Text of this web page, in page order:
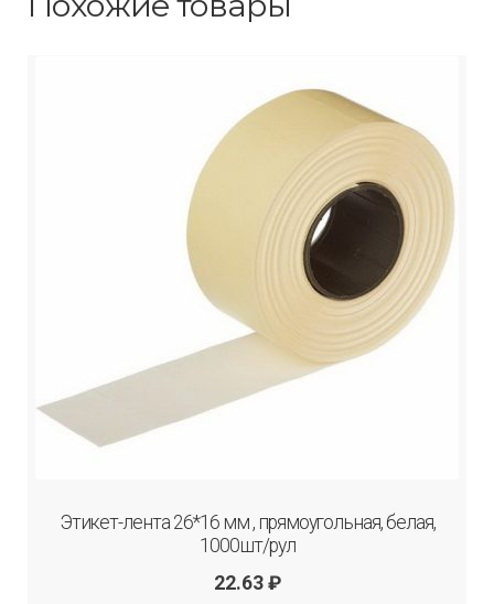
Этикет-лента 26*16 мм , прямоугольная, белая,
1000шт/рул
22.63 ₽